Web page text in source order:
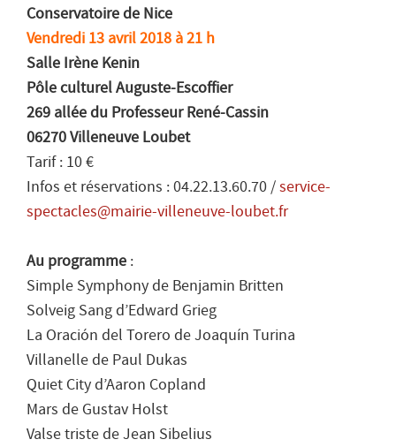
Conservatoire de Nice
Vendredi 13 avril 2018 à 21 h
Salle Irène Kenin
Pôle culturel Auguste-Escoffier
269 allée du Professeur René-Cassin
06270 Villeneuve Loubet
Tarif : 10 €
Infos et réservations : 04.22.13.60.70 / service-
spectacles@mairie-villeneuve-loubet.fr
Au programme :
Simple Symphony de Benjamin Britten
Solveig Sang d’Edward Grieg
La Oración del Torero de Joaquín Turina
Villanelle de Paul Dukas
Quiet City d’Aaron Copland
Mars de Gustav Holst
Valse triste de Jean Sibelius